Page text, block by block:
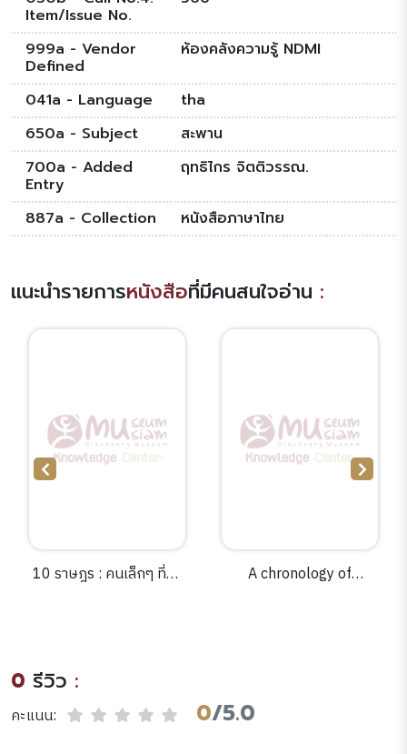
Item/Issue No.
999a - Vendor
Defined
ห้องคลังความรู้ NDMI
041a - Language
tha
650a - Subject
สะพาน
700a - Added
Entry
ฤทธิไกร จิตติวรรณ.
887a - Collection หนังสือภาษาไทย
แนะนำรายการหนังสือที่มีคนสนใจอ่าน :
10 ราษฎร : คนเล็กๆ ที่ยิ่ง
A chronology of
0 รีวิว :
คะแนน: 0/5.0